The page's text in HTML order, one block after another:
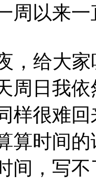
周以来
，给大家
周日我
样很难
算时间
间，写